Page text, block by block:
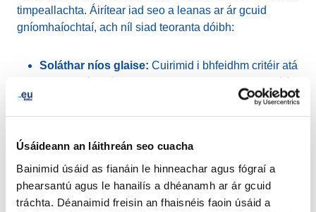
Úsáideann an láithreán seo cuacha
Bainimid úsáid as fianáin le hinneachar agus fógraí a
phearsantú agus le hanailís a dhéanamh ar ár gcuid
tráchta. Déanaimid freisin an fhaisnéis faoin úsáid a
timpeallachta. Áirítear iad seo a leanas ar ár gcuid
gníomhaíochtaí, ach níl siad teoranta dóibh:
Soláthar níos glaise: Cuirimid i bhfeidhm critéir atá
gceannach againn (le fócas speisialta ar threalamh
TF) agus seirbhísí (le fócas speisialta ar ionaid
léas).
Dea-chleachtais:Spreagaimid an fhoireann chun a
bheith rannpháirteach go gníomhach inár gclár